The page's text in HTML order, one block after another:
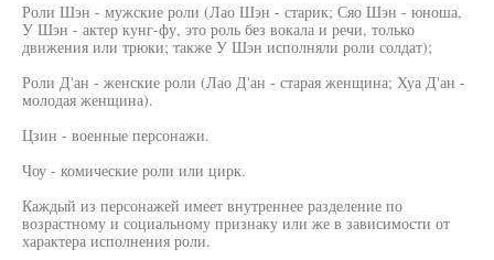
Роли Шэн - мужские роли (Лао Шэн - старик; Сяо Шэн - юноша,
У Шэн - актер кунг-фу, это роль без вокала и речи, только
движения или трюки; также У Шэн исполняли роли солдат);
Роли Д'ан - женские роли (Лао Д'ан - старая женщина; Хуа Д'ан -
молодая женщина).
Цзин - военные персонажи.
Чоу - комические роли или цирк.
Каждый из персонажей имеет внутреннее разделение по
возрастному и социальному признаку или же в зависимости от
характера исполнения роли.